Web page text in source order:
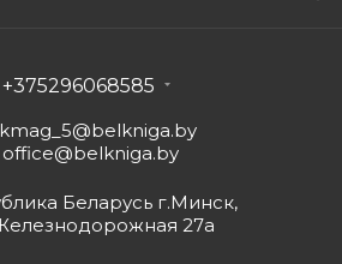
+375296068585
office@belkniga.by
Беларусь г.Минск,
27а